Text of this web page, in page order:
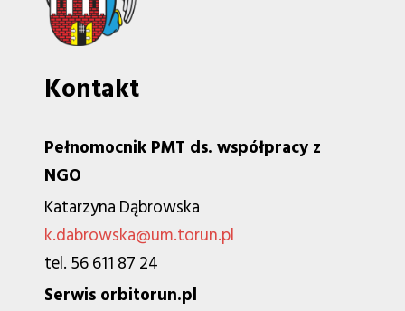
Kontakt
Pełnomocnik PMT ds. współpracy z
NGO
Katarzyna Dąbrowska
k.dabrowska@um.torun.pl
tel. 56 611 87 24
Serwis orbitorun.pl